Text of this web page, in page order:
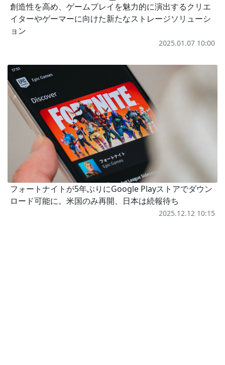
創造性を高め、ゲームプレイを魅力的に演出するクリエ
イターやゲーマーに向けた新たなストレージソリューシ
ョン
2025.01.07 10:00
フォートナイトが5年ぶりにGoogle Playストアでダウン
ロード可能に。米国のみ再開、日本は続報待ち
2025.12.12 10:15